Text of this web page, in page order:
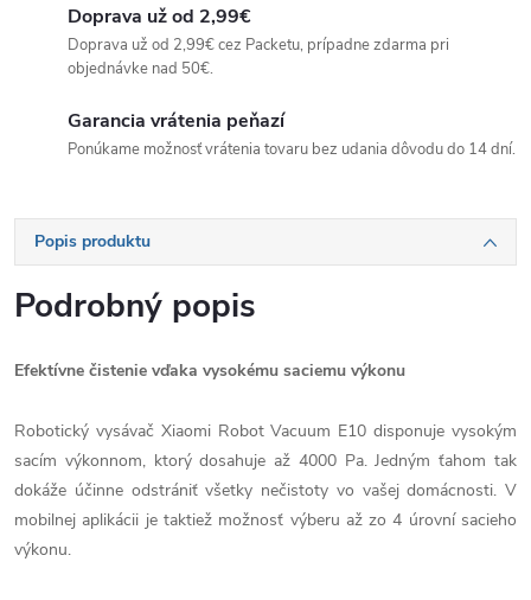
Doprava už od 2,99€
Doprava už od 2,99€ cez Packetu, prípadne zdarma pri
objednávke nad 50€.
Garancia vrátenia peňazí
Ponúkame možnosť vrátenia tovaru bez udania dôvodu do 14 dní.
Popis produktu
Podrobný popis
Efektívne čistenie vďaka vysokému saciemu výkonu
Robotický vysávač Xiaomi Robot Vacuum E10 disponuje vysokým
sacím výkonnom, ktorý dosahuje až 4000 Pa. Jedným ťahom tak
dokáže účinne odstrániť všetky nečistoty vo vašej domácnosti. V
mobilnej aplikácii je taktiež možnosť výberu až zo 4 úrovní sacieho
výkonu.